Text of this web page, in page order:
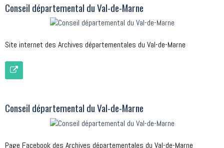
Conseil départemental du Val-de-Marne
Site internet des Archives départementales du Val-de-Marne
Conseil départemental du Val-de-Marne
Page Facebook des Archives départementales du Val-de-Marne